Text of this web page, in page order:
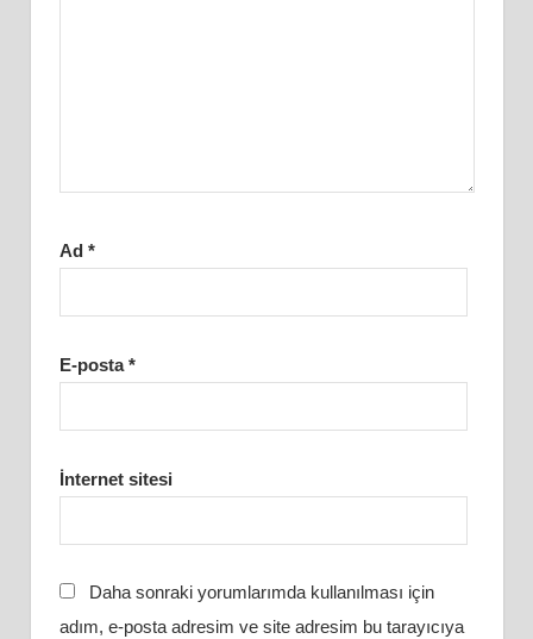
Ad *
E-posta*
İnternet sitesi
Daha sonraki yorumlarımda kullanılması için
adım, e-posta adresim ve site adresim bu tarayıcıya